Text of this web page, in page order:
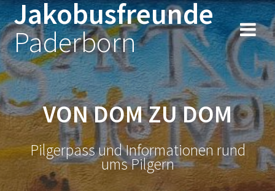
Zum
Inhalt
springen
Jakobusfreunde
Paderborn
VON DOM ZU DOM
Pilgerpass und Informationen rund
ums Pilgern